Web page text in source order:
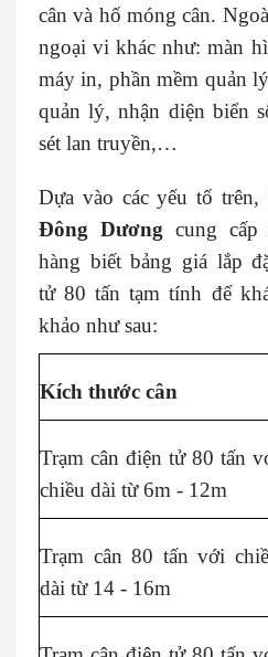
cân và hố móng cân.
ngoại vi khác như: màn
máy in, phần mềm quản
quản lý, nhận diện biển
sét lan truyền,…
Dựa vào các yếu tố trên,
Đông Dương cung cấp
hàng biết bảng giá lắp
tử 80 tấn tạm tính để
khảo như sau:
Kích thước cân
Trạm cân điện tử 80 tấn
chiều dài từ 6m - 12m
Trạm cân 80 tấn với
dài từ 14 - 16m